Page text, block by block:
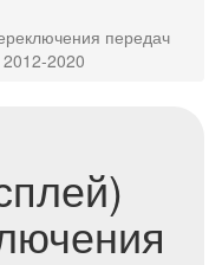
передач
2020